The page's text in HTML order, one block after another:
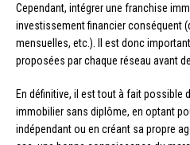
Cependant, intégrer une franchise
investissement financier conséquent
mensuelles, etc.). Il est donc
proposées par chaque réseau avant
En définitive, il est tout à fait possible
immobilier sans diplôme, en optant
indépendant ou en créant sa propre